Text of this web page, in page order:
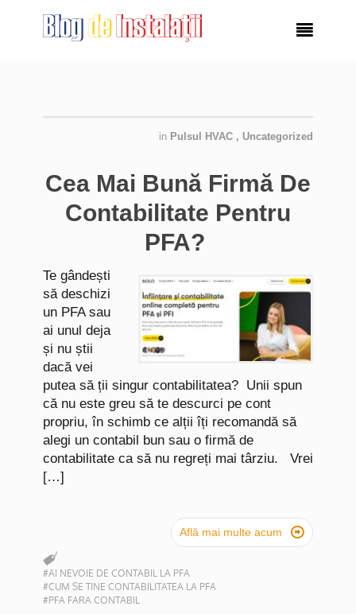

in Pulsul HVAC , Uncategorized
Cea Mai Bună Firmă De
Contabilitate Pentru
PFA?
Te gândești
să deschizi
un PFA sau
ai unul deja
și nu știi
dacă vei
putea să ții singur contabilitatea? Unii spun
că nu este greu să te descurci pe cont
propriu, în schimb ce alții îți recomandă să
alegi un contabil bun sau o firmă de
contabilitate ca să nu regreți mai târziu. Vrei
[…]
Află mai multe acum 
#AI NEVOIE DE CONTABIL LA PFA
#CUM SE TINE CONTABILITATEA LA PFA
#PFA FARA CONTABIL